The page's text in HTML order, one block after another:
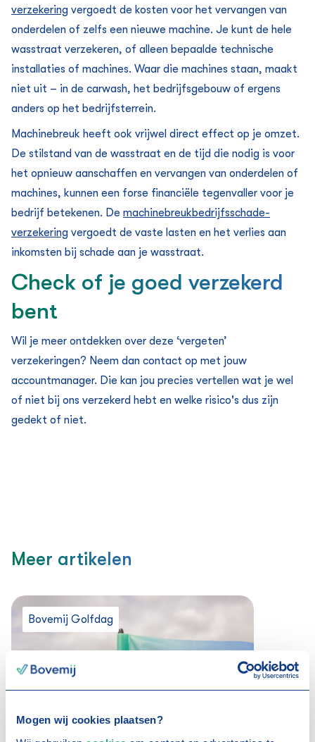
Mogen wij cookies plaatsen?
verzekering vergoedt de kosten voor het vervangen van
onderdelen of zelfs een nieuwe machine. Je kunt de hele
wasstraat verzekeren, of alleen bepaalde technische
installaties of machines. Waar die machines staan, maakt
niet uit – in de carwash, het bedrijfsgebouw of ergens
anders op het bedrijfsterrein.
Machinebreuk heeft ook vrijwel direct effect op je omzet.
De stilstand van de wasstraat en de tijd die nodig is voor
het opnieuw aanschaffen en vervangen van onderdelen of
machines, kunnen een forse financiële tegenvaller voor je
bedrijf betekenen. De machinebreukbedrijfsschade­
verzekering vergoedt de vaste lasten en het verlies aan
inkomsten bij schade aan je wasstraat.
Check of je goed verzekerd
bent
Wil je meer ontdekken over deze ‘vergeten’
verzekeringen? Neem dan contact op met jouw
accountmanager. Die kan jou precies vertellen wat je wel
of niet bij ons verzekerd hebt en welke risico's dus zijn
gedekt of niet.
Meer artikelen
Bovemij Golfdag